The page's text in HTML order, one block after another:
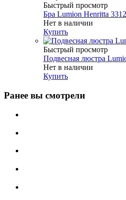
Быстрый просмотр
Бра Lumion Henritta
Нет в наличии
Купить
Быстрый просмотр
Подвесная люстра
Нет в наличии
Купить
Ранее вы смотрели